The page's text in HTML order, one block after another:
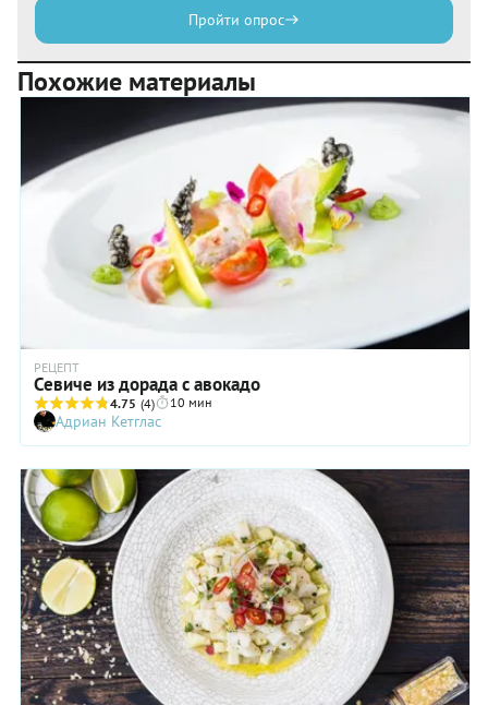
Пройти опрос
Похожие материалы
РЕЦЕПТ
Севиче из дорада с авокадо
4.75 (4) 10 мин
Адриан Кетглас